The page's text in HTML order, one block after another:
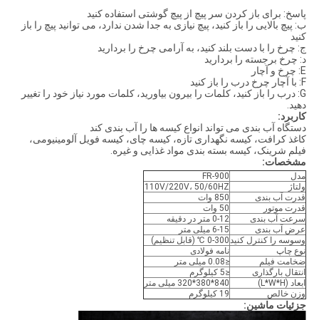
پاسخ: برای باز کردن سر پیچ از پیچ گوشتی استفاده کنید
ب: پیچ بالایی را باز کنید، پیچ نیازی به جدا شدن ندارد، می توانید پیچ ​​را باز
کنید
ج: چرخ را با دست بلند کنید، به آرامی چرخ را بردارید
د: چرخ برجسته را بردارید
E: چرخ و آچار
F: با آچار چرخ درب را باز کنید
G: درب را باز کنید، کلمات را بیرون بیاورید، کلمات مورد نیاز خود را تغییر
دهید.
کاربرد:
دستگاه آب بندی می تواند انواع کیسه ها را آب بندی کند
کاغذ کرافت، کیسه نگهداری تازه، کیسه چای، کیسه فویل آلومینیومی،
فیلم شرینک، کیسه بسته بندی مواد غذایی و غیره.
مشخصات:
مدل
FR-900
ولتاژ
110V/220V، 50/60HZ
قدرت آب بندی
850 وات
قدرت موتور
50 وات
سرعت آب بندی
0-12 متر در دقیقه
عرض آب بندی
6-15 میلی متر
وسوسه را کنترل کنید0-300 ℃ (قابل تنظیم)
نوع چاپ
نامه فولادی
ضخامت فیلم
≤0.08 میلی متر
انتقال بارگذاری
≤5 کیلوگرم
ابعاد (L*W*H)
840*380*320 میلی متر
وزن خالص
19 کیلوگرم
جزئیات ماشین: